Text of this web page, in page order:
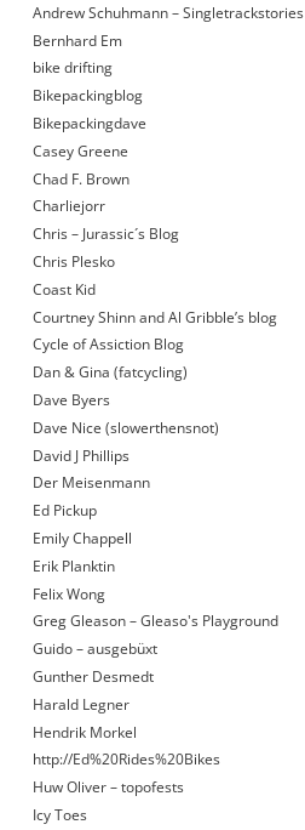
Andrew Schuhmann – Singletrackstories
Bernhard Em
bike drifting
Bikepackingblog
Bikepackingdave
Casey Greene
Chad F. Brown
Charliejorr
Chris – Jurassic´s Blog
Chris Plesko
Coast Kid
Courtney Shinn and Al Gribble’s blog
Cycle of Assiction Blog
Dan & Gina (fatcycling)
Dave Byers
Dave Nice (slowerthensnot)
David J Phillips
Der Meisenmann
Ed Pickup
Emily Chappell
Erik Planktin
Felix Wong
Greg Gleason – Gleaso's Playground
Guido – ausgebüxt
Gunther Desmedt
Harald Legner
Hendrik Morkel
http://Ed%20Rides%20Bikes
Huw Oliver – topofests
Icy Toes